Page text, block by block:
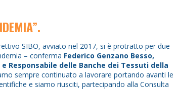
SIBO, avviato nel 2017, si è protratto per due
– conferma Federico Genzano Besso,
Responsabile delle Banche dei Tessuti della
sempre continuato a lavorare portando avanti le
e siamo riusciti, partecipando alla Consulta